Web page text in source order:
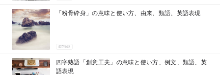
「粉骨砕身」の意味と使い方、由来、類語、英語表現
四字熟語
四字熟語「創意工夫」の意味と使い方、例文、類語、英
語表現